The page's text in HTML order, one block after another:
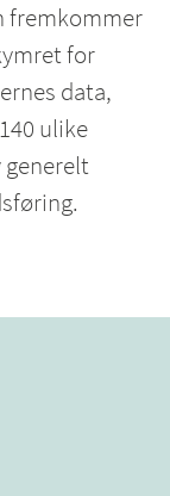
fremkommer
for
data,
ulike